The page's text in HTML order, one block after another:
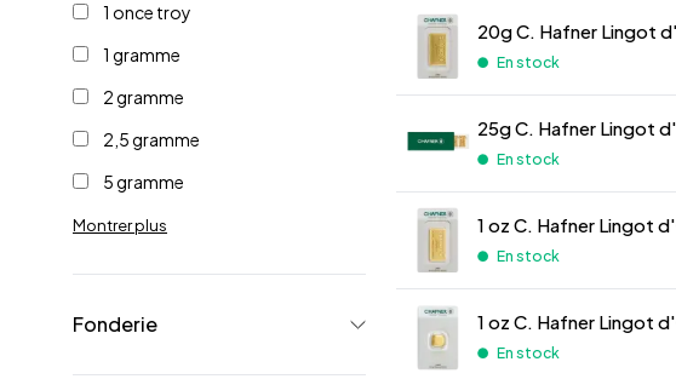
1 once troy
1 gramme
2 gramme
2,5 gramme
5 gramme
Montrer plus
Fonderie
20g C. Hafner Lingot
En stock
25g C. Hafner Lingot
En stock
1 oz C. Hafner Lingot
En stock
1 oz C. Hafner Lingot
En stock